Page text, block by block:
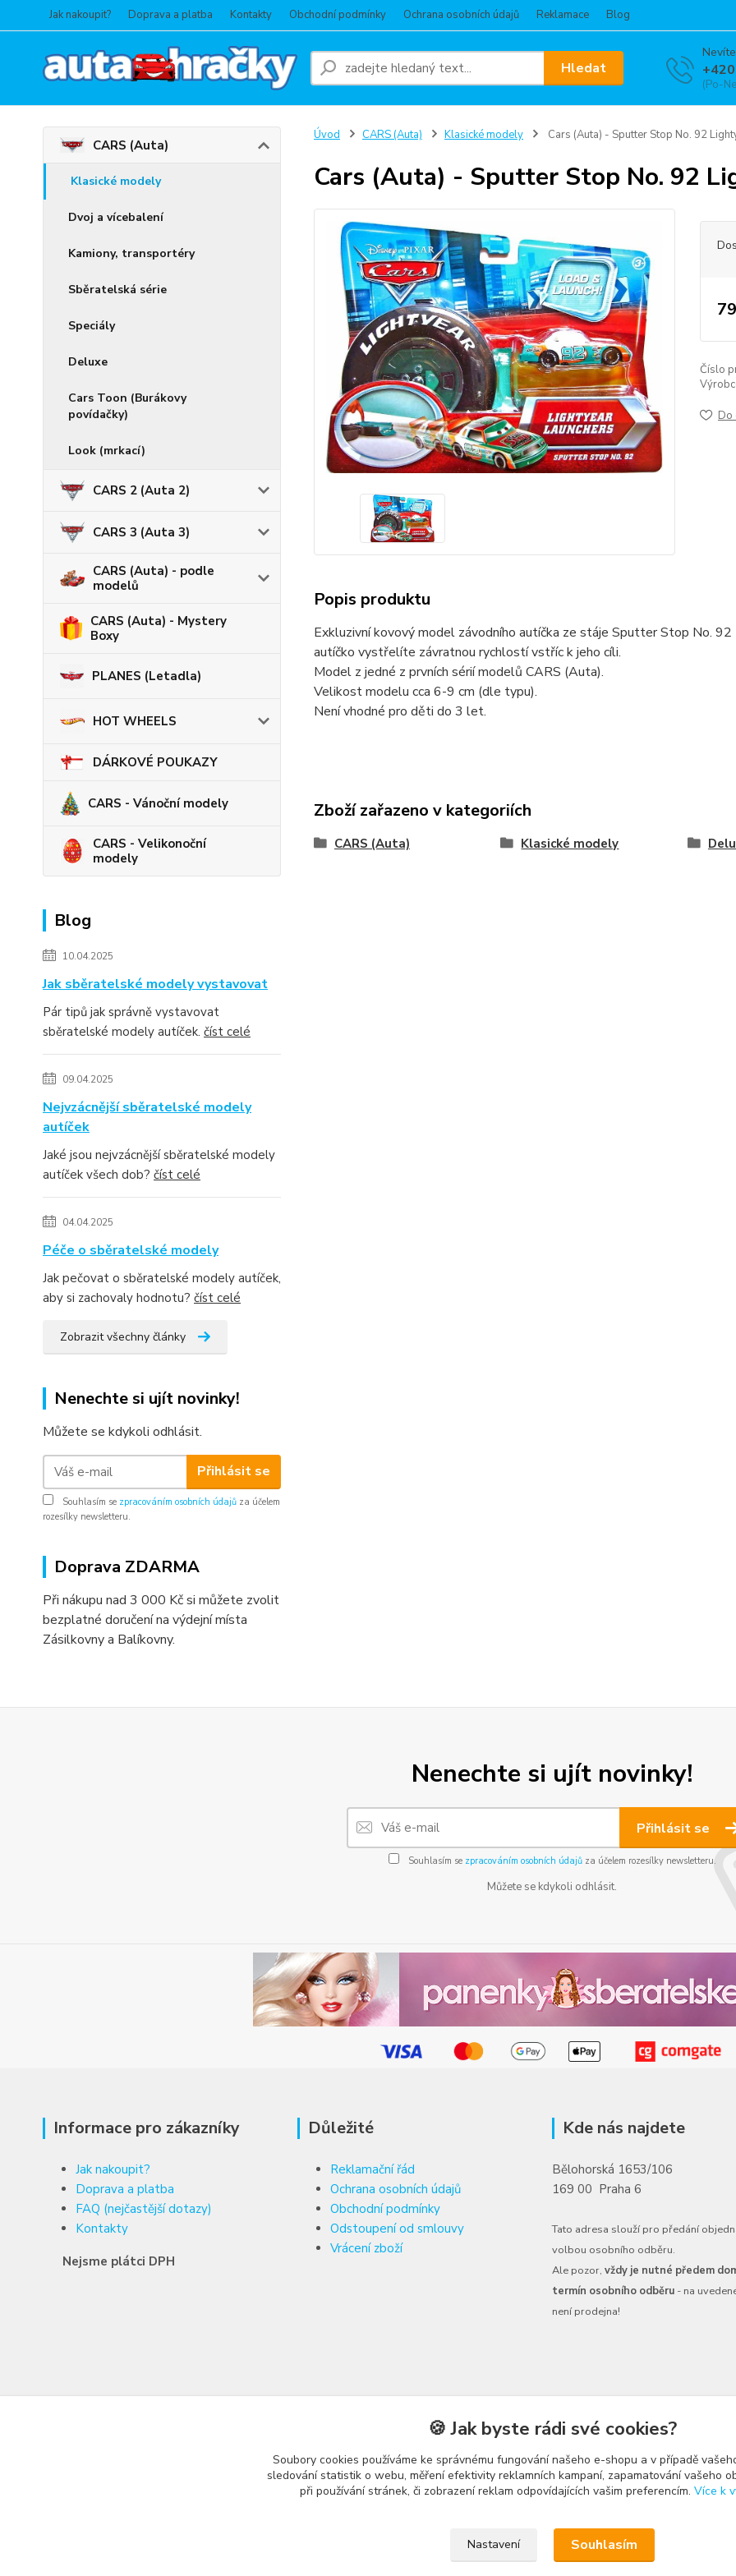
Jak nakoupit? Doprava a platba Kontakty Obchodní podmínky Ochrana osobních údajů Reklamace Blog
Hledat
(Po-
CARS (Auta)
Klasické modely
Dvoj a vícebalení
Kamiony, transportéry
Sběratelská série
Speciály
Deluxe
Cars Toon (Burákovy
povídačky)
Look (mrkací)
CARS 2 (Auta 2)
CARS 3 (Auta 3)
CARS (Auta) - podle
modelů
CARS (Auta) - Mystery
Boxy
PLANES (Letadla)
HOT WHEELS
DÁRKOVÉ POUKAZY
CARS - Vánoční modely
CARS - Velikonoční
modely
Blog
10.04.2025
Jak sběratelské modely vystavovat
Pár tipů jak správně vystavovat
sběratelské modely autíček. číst celé
09.04.2025
Nejvzácnější sběratelské modely
autíček
Jaké jsou nejvzácnější sběratelské modely
autíček všech dob? číst celé
04.04.2025
Péče o sběratelské modely
Jak pečovat o sběratelské modely autíček,
aby si zachovaly hodnotu? číst celé
Zobrazit všechny články
Nenechte si ujít novinky!
Můžete se kdykoli odhlásit.
Přihlásit se
Souhlasím se zpracováním osobních údajů za účelem
rozesílky newsletteru.
Doprava ZDARMA
Při nákupu nad 3 000 Kč si můžete zvolit
bezplatné doručení na výdejní místa
Zásilkovny a Balíkovny.
Úvod CARS (Auta) Klasické modely Cars (Auta) - Sputter Stop No. 92
Cars (Auta) - Sputter Stop No. 92
Číslo
Do
Popis produktu
Exkluzivní kovový model závodního autíčka ze stáje Sputter Stop No.
autíčko vystřelíte závratnou rychlostí vstříc k jeho cíli.
Model z jedné z prvních sérií modelů CARS (Auta).
Velikost modelu cca 6-9 cm (dle typu).
Není vhodné pro děti do 3 let.
Zboží zařazeno v kategoriích
CARS (Auta) Klasické modely
Nenechte si ujít novinky!
Přihlásit se
Souhlasím se zpracováním osobních údajůza účelem rozesílky newsletteru.
Můžete se kdykoli odhlásit.
Informace pro zákazníky
Jak nakoupit?
Doprava a platba
FAQ (nejčastější dotazy)
Kontakty
Nejsme plátci DPH
Důležité
Reklamační řád
Ochrana osobních údajů
Obchodní podmínky
Odstoupení od smlouvy
Vrácení zboží
Kde nás najdete
Bělohorská 1653/106
169 00 Praha 6
Tato adresa slouží pro předání
volbou osobního odběru.
Ale pozor, vždy je nutné předem
termín osobního odběru - na
není prodejna!
Upravit sběr cookies.
🍪 Jak byste rádi své cookies?
Soubory cookies používáme ke správnému fungování našeho e-shopu a v případě
sledování statistik o webu, měření efektivity reklamních kampaní, zapamatování vašeho
při používání stránek, či zobrazení reklam odpovídajících vašim preferencím. Více k
Nastavení Souhlasím